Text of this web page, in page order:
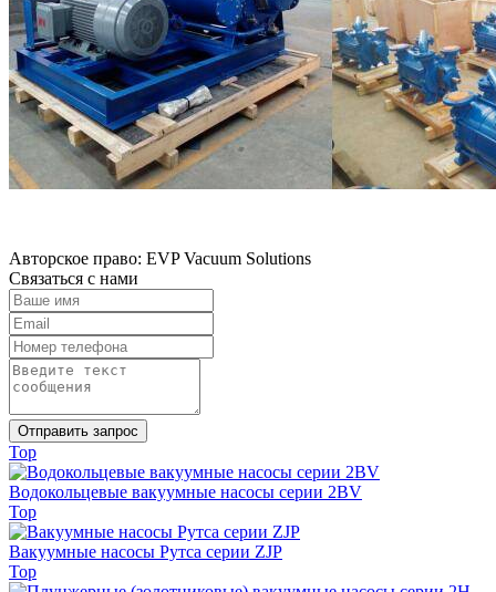
Авторское право: EVP Vacuum Solutions
Связаться с нами
Отправить запрос
Top
Водокольцевые вакуумные насосы серии 2BV
Top
Вакуумные насосы Рутса серии ZJP
Top